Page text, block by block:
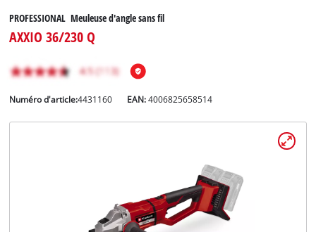
PROFESSIONAL Meuleuse d'angle sans fil
AXXIO 36/230 Q
Numéro d'article:4431160 EAN:4006825658514